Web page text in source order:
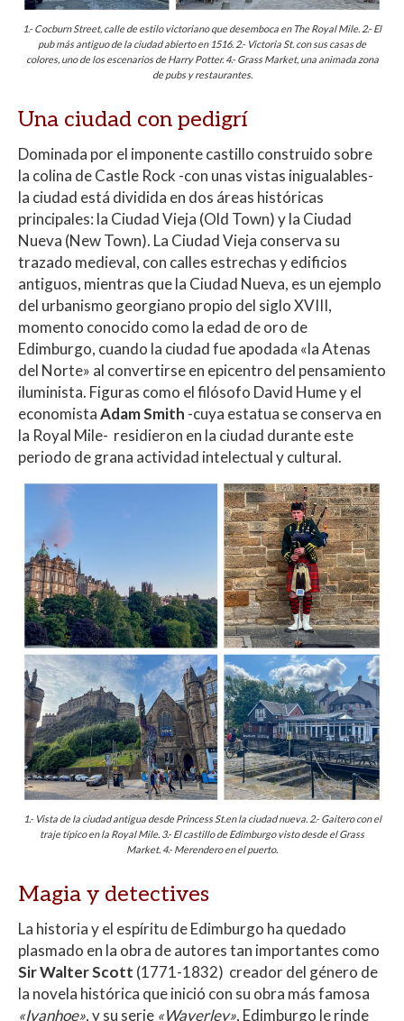
1.- Cocburn Street, calle de estilo victoriano que desemboca en The Royal Mile. 2.- El
pub más antiguo de la ciudad abierto en 1516. 2.- Victoria St. con sus casas de
colores, uno de los escenarios de Harry Potter. 4.- Grass Market, una animada zona
de pubs y restaurantes.
Una ciudad con pedigrí
Dominada por el imponente castillo construido sobre
la colina de Castle Rock -con unas vistas inigualables-
la ciudad está dividida en dos áreas históricas
principales: la Ciudad Vieja (Old Town) y la Ciudad
Nueva (New Town). La Ciudad Vieja conserva su
trazado medieval, con calles estrechas y edificios
antiguos, mientras que la Ciudad Nueva, es un ejemplo
del urbanismo georgiano propio del siglo XVIII,
momento conocido como la edad de oro de
Edimburgo, cuando la ciudad fue apodada «la Atenas
del Norte» al convertirse en epicentro del pensamiento
iluminista. Figuras como el filósofo David Hume y el
economistaAdam Smith -cuya estatua se conserva en
la Royal Mile- residieron en la ciudad durante este
periodo de grana actividad intelectual y cultural.
1.- Vista de la ciudad antigua desde Princess St.en la ciudad nueva. 2.- Gaitero con el
traje típico en la Royal Mile. 3.- El castillo de Edimburgo visto desde el Grass
Market. 4.- Merendero en el puerto.
Magia y detectives
La historia y el espíritu de Edimburgo ha quedado
plasmado en la obra de autores tan importantes como
Sir Walter Scott (1771-1832) creador del género de
la novela histórica que inició con su obra más famosa
«Ivanhoe», y su serie «Waverley», Edimburgo le rinde